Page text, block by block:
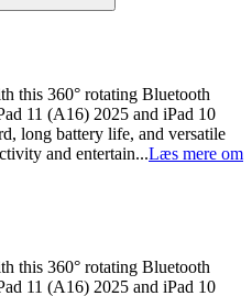
this 360° rotating Bluetooth
11 (A16) 2025 and iPad 10
long battery life, and versatile
and entertain...Læs mere om
this 360° rotating Bluetooth
11 (A16) 2025 and iPad 10